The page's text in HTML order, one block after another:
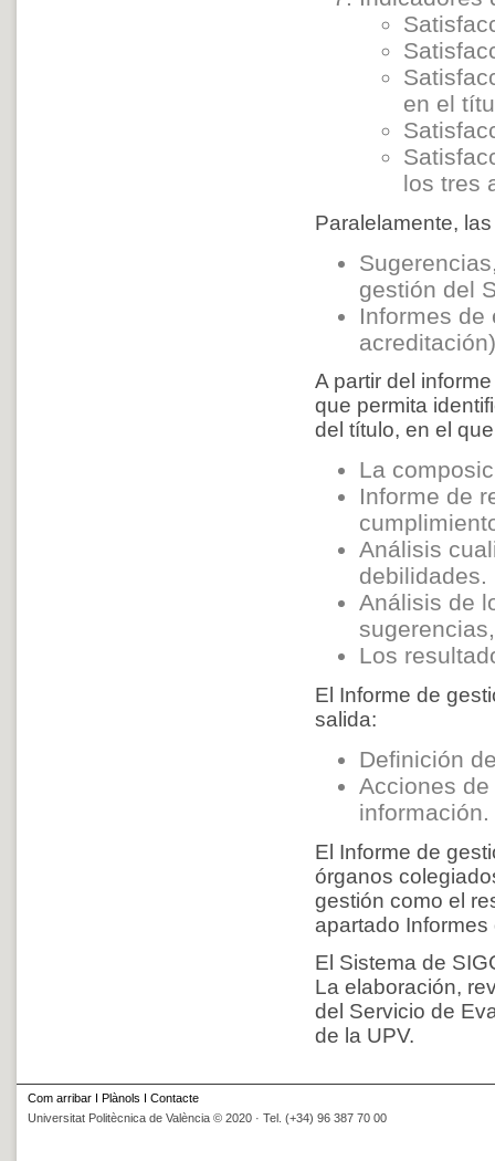
en el
los tres
Paralelamente,
gestión del
Informes de
A partir del
que permita
del título, en el
La
Informe de
Análisis
debilidades.
Análisis de
Los
El Informe de
salida:
Definición
Acciones
información.
El Informe de
órganos
gestión como el
apartado
El Sistema de
La elaboración,
del Servicio de
de la UPV.
Com arribar I Plànols I Contacte
Universitat Politècnica de València © 2020 · Tel. (+34) 96 387 70 00